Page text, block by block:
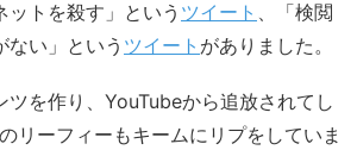
ットを殺す」という ツイート
、「検閲
ない」という ツイート がありました。
ツを作り、YouTubeから追放されてし
リーフィーもキームにリプをしていま